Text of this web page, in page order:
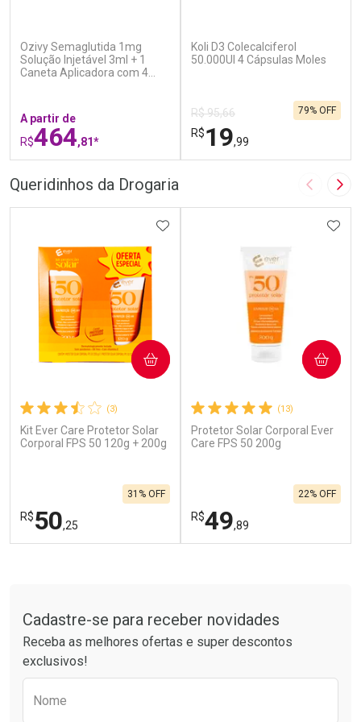
Ozivy Semaglutida 1mg
Solução Injetável 3ml + 1
Caneta Aplicadora com 4
A partir de
R$464,81*
Ativar Desconto
Por R$ 664,02/cada
Koli D3 Colecalciferol
50.000UI 4 Cápsulas Moles
R$ 95,66
R$19,99
79% OFF
Ativar Desconto
Queridinhos da Drogaria Imagem
(3)
Kit Ever Care Protetor Solar
Corporal FPS 50 120g + 200g
R$50,25
31% OFF
ADICIONAR AOS FAVORITOS
COMPRAR
Laboratório
Por Menos
(13)
Protetor Solar Corporal Ever
Care FPS 50 200g
R$49,89
22% OFF
COMPRAR
Laboratório
Por Menos
Cadastre-se para receber novidades
Receba as melhores ofertas e super descontos
exclusivos!
Nome